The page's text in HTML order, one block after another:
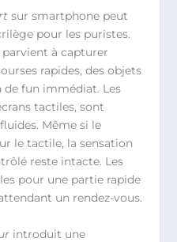
sur smartphone peut
pour les puristes.
parvient à capturer
rapides, des objets
de fun immédiat. Les
tactiles, sont
Même si le
le tactile, la sensation
reste intacte. Les
pour une partie rapide
un rendez-vous.
introduit une